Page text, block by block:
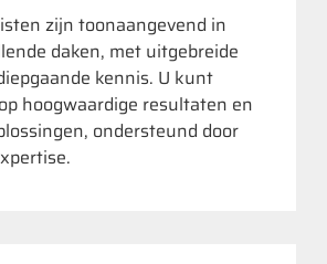
zijn toonaangevend in
daken, met uitgebreide
kennis. U kunt
hoogwaardige resultaten en
ondersteund door